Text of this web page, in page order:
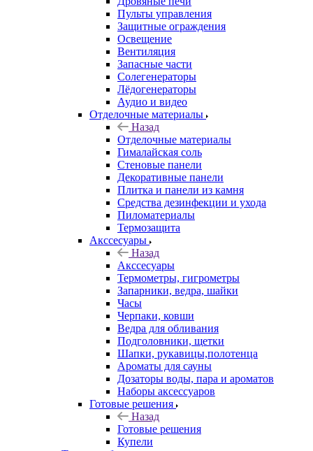
Пульты управления
Защитные ограждения
Освещение
Вентиляция
Запасные части
Солегенераторы
Лёдогенераторы
Аудио и видео
Отделочные материалы
Назад
Отделочные материалы
Гималайская соль
Стеновые панели
Декоративные панели
Плитка и панели из камня
Средства дезинфекции и ухода
Пиломатериалы
Термозащита
Аксcесуары
Назад
Аксcесуары
Термометры, гигрометры
Запарники, ведра, шайки
Часы
Черпаки, ковши
Ведра для обливания
Подголовники, щетки
Шапки, рукавицы,полотенца
Ароматы для сауны
Дозаторы воды, пара и ароматов
Наборы аксессуаров
Готовые решения
Назад
Готовые решения
Купели